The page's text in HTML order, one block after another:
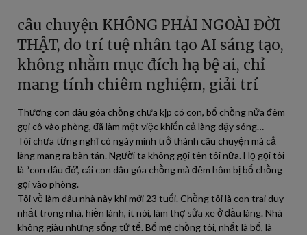
câu chuyện KHÔNG PHẢI NGOÀI ĐỜI
THẬT, do trí tuệ nhân tạo AI sáng tạo,
không nhằm mục đích hạ bệ ai, chỉ
mang tính chiêm nghiệm, giải trí
Thương con dâu góa chồng chưa kịp có con, bố chồng nửa đêm
gọi cô vào phòng, đã làm một việc khiến cả làng dậy sóng…
Tôi chưa từng nghĩ có ngày mình trở thành câu chuyện mà cả
làng mang ra bàn tán. Người ta không gọi tên tôi nữa. Họ gọi tôi
là “con dâu đó”, cái con dâu góa chồng mà đêm hôm bị bố chồng
gọi vào phòng.
Tôi về làm dâu nhà này khi mới 23 tuổi. Chồng tôi là con trai duy
nhất trong nhà, hiền lành, ít nói, làm thợ sửa xe ở đầu làng. Nhà
không giàu nhưng sống tử tế. Bố mẹ chồng tôi, nhất là bố, là